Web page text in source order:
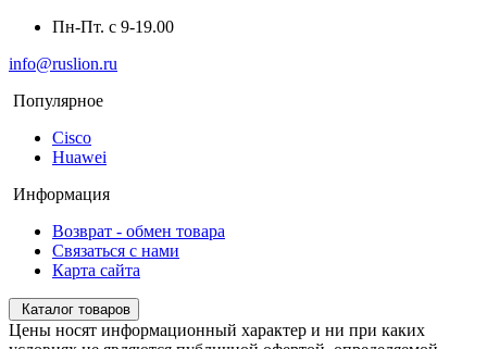
Пн-Пт. с 9-19.00
info@ruslion.ru
Популярное
Cisco
Huawei
Информация
Возврат - обмен товара
Связаться с нами
Карта сайта
Каталог товаров
Цены носят информационный характер и ни при каких